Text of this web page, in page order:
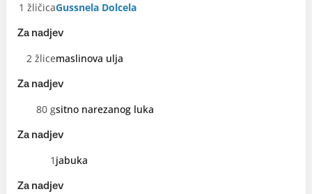
1 žličicaGussnela Dolcela
Za nadjev
2 žlicemaslinova ulja
Za nadjev
80 gsitno narezanog luka
Za nadjev
1 jabuka
Za nadjev